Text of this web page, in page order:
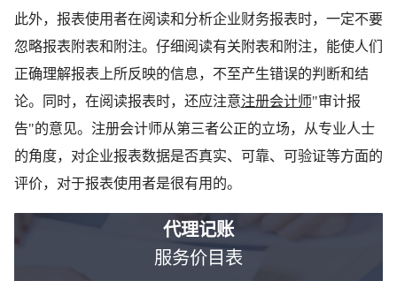
此外，报表使用者在阅读和分析企业财务报表时，一定不要
忽略报表附表和附注。仔细阅读有关附表和附注，能使人们
正确理解报表上所反映的信息，不至产生错误的判断和结
论。同时，在阅读报表时，还应注意注册会计师"审计报
告"的意见。注册会计师从第三者公正的立场，从专业人士
的角度，对企业报表数据是否真实、可靠、可验证等方面的
评价，对于报表使用者是很有用的。
代理记账
服务价目表